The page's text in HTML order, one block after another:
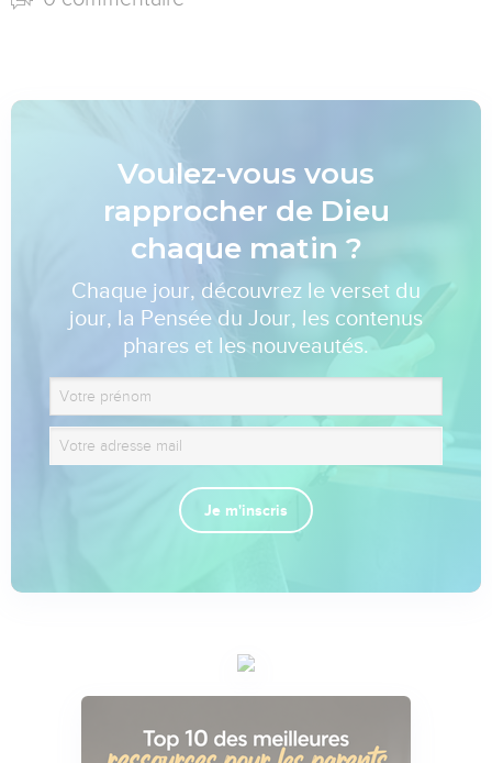
Voulez-vous vous
rapprocher de Dieu
chaque matin ?
Chaque jour, découvrez le verset du
jour, la Pensée du Jour, les contenus
phares et les nouveautés.
Je m'inscris